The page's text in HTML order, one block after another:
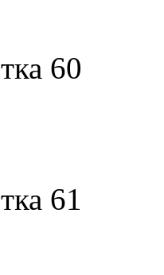
60
61